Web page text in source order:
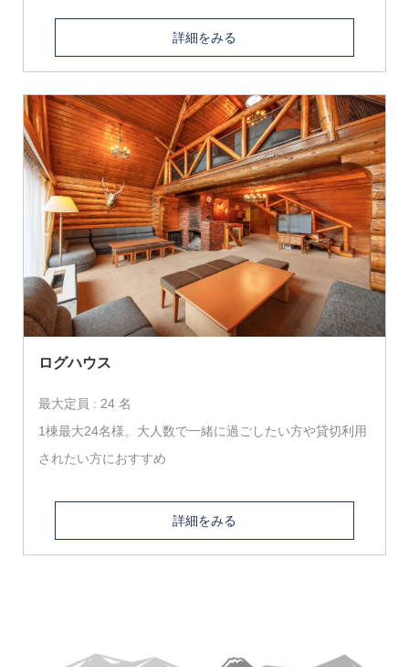
詳細をみる
ログハウス
最大定員 : 24 名
1棟最大24名様。大人数で一緒に過ごしたい方や貸切利用
されたい方におすすめ
詳細をみる